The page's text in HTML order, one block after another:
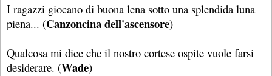
I ragazzi giocano di buona lena sotto una splendida luna
piena... (Canzoncina dell'ascensore)
Qualcosa mi dice che il nostro cortese ospite vuole farsi
desiderare. (Wade)